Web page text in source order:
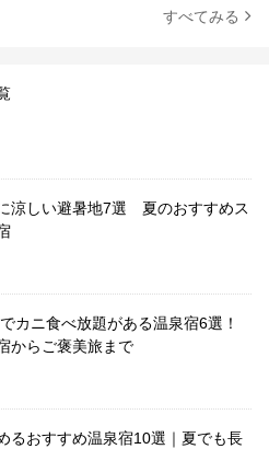
すべてみる
涼しい避暑地7選 夏のおすすめス
カニ食べ放題がある温泉宿6選！
からご褒美旅まで
るおすすめ温泉宿10選｜夏でも長